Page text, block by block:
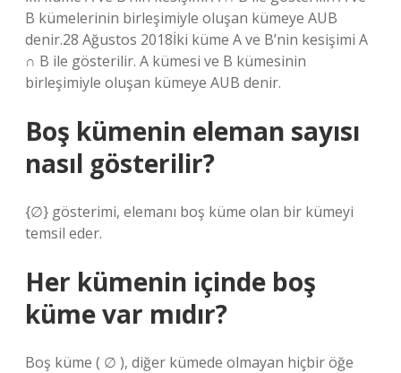
B kümelerinin birleşimiyle oluşan kümeye AUB
denir.28 Ağustos 2018İki küme A ve B’nin kesişimi A
∩ B ile gösterilir. A kümesi ve B kümesinin
birleşimiyle oluşan kümeye AUB denir.
Boş kümenin eleman sayısı
nasıl gösterilir?
{∅} gösterimi, elemanı boş küme olan bir kümeyi
temsil eder.
Her kümenin içinde boş
küme var mıdır?
Boş küme ( ∅ ), diğer kümede olmayan hiçbir öğe